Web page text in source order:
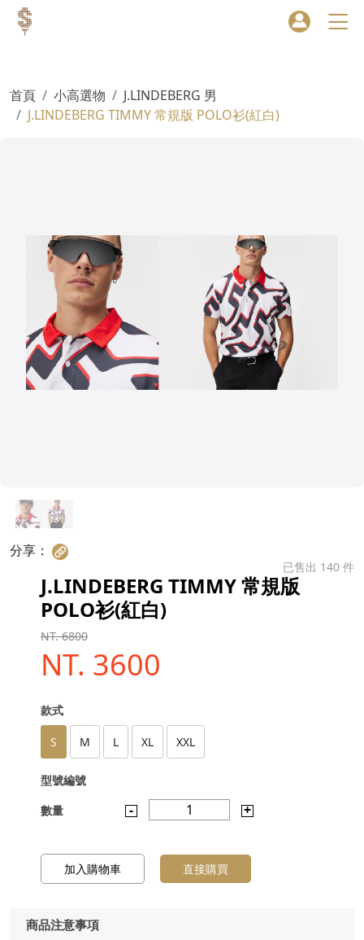
首頁 小高選物
J.LINDEBERG 男
J.LINDEBERG TIMMY 常規版 POLO衫(紅白)
分享：
已售出 140 件
J.LINDEBERG TIMMY 常規版
POLO衫(紅白)
NT. 6800
NT. 3600
款式
S M L XL XXL
型號編號
數量
- 1 +
加入購物車 直接購買
商品注意事項